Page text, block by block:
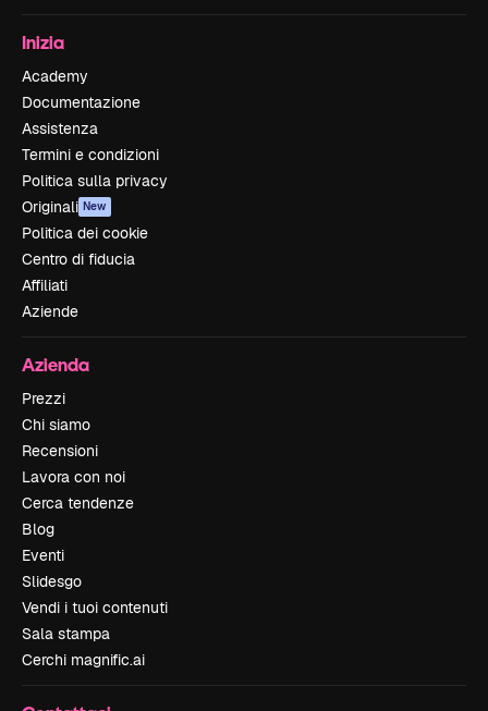
Inizia
Academy
Documentazione
Assistenza
Termini e condizioni
Politica sulla privacy
Originali New
Politica dei cookie
Centro di fiducia
Affiliati
Aziende
Azienda
Prezzi
Chi siamo
Recensioni
Lavora con noi
Cerca tendenze
Blog
Eventi
Slidesgo
Vendi i tuoi contenuti
Sala stampa
Cerchi magnific.ai